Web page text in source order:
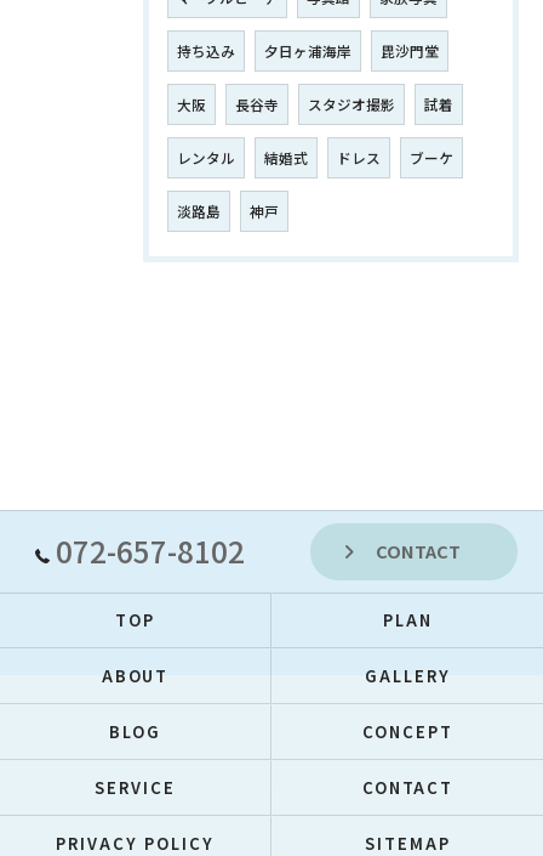
持ち込み 夕日ヶ浦海岸 毘沙門堂
大阪 長谷寺 スタジオ撮影 試着
レンタル 結婚式 ドレス ブーケ
淡路島 神戸
072-657-8102 CONTACT
TOP PLAN
ABOUT GALLERY
BLOG CONCEPT
SERVICE CONTACT
PRIVACY POLICY SITEMAP